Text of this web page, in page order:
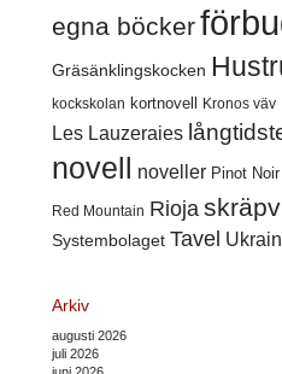
egna böcker
Gräsänklingskocken
kockskolan kortnovell Kronos väv
Les Lauzeraies
novell noveller Pinot Noir
Red Mountain Rioja
Systembolaget Tavel
Arkiv
augusti 2026
juli 2026